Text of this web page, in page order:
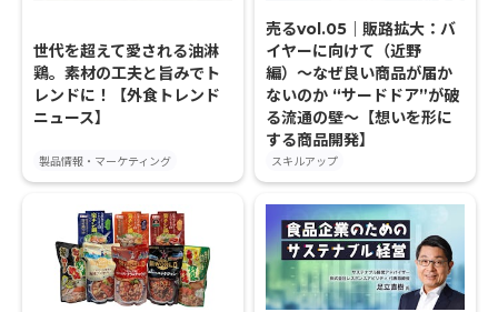
世代を超えて愛される油淋
鶏。素材の工夫と旨みでト
レンドに！【外食トレンド
ニュース】
製品情報・マーケティング
売るvol.05｜販路拡大：バ
イヤーに向けて（近野
編）〜なぜ良い商品が届か
ないのか “サードドア”が破
る流通の壁〜【想いを形に
する商品開発】
スキルアップ